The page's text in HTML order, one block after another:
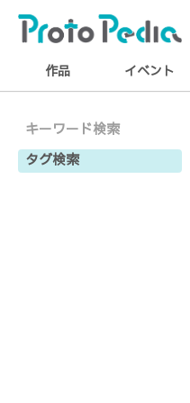
作品 イベント
キーワード検索
タグ検索